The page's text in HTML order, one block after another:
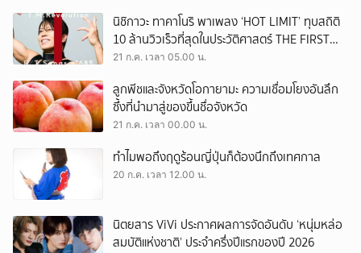
นิชิกาวะ ทาคาโนริ พาเพลง ‘HOT LIMIT’ ทุบสถิติ
10 ล้านวิวเร็วที่สุดในประวัติศาสตร์ THE FIRST
TAKE!
21 ก.ค. เวลา 05.00 น.
ลูกพีชและจังหวัดโอกายามะ ความเชื่อมโยงอันลึก
ซึ้งที่นำมาสู่ของขึ้นชื่อจังหวัด
21 ก.ค. เวลา 00.00 น.
ทำไมพอถึงฤดูร้อนญี่ปุ่นก็ต้องนึกถึงเทศกาล
20 ก.ค. เวลา 12.00 น.
นิตยสาร ViVi ประกาศผลการจัดอันดับ ‘หนุ่มหล่อ
สมบัติแห่งชาติ’ ประจำครึ่งปีแรกของปี 2026